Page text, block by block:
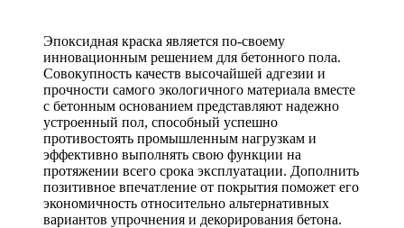
Эпоксидная краска является по-своему
инновационным решением для бетонного пола.
Совокупность качеств высочайшей адгезии и
прочности самого экологичного материала вместе
с бетонным основанием представляют надежно
устроенный пол, способный успешно
противостоять промышленным нагрузкам и
эффективно выполнять свою функции на
протяжении всего срока эксплуатации. Дополнить
позитивное впечатление от покрытия поможет его
экономичность относительно альтернативных
вариантов упрочнения и декорирования бетона.